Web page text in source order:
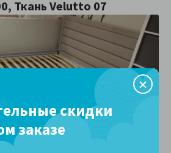
Ткань Velutto 07
скидки
заказе